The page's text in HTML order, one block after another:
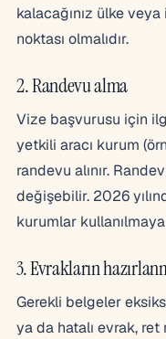
kalacağınız ülke
noktası olmalıdır.
2. Randevu alma
Vize başvurusu için
yetkili aracı kurum
randevu alınır.
değişebilir. 2026
kurumlar
3. Evrakların
Gerekli belgeler
ya da hatalı evrak,